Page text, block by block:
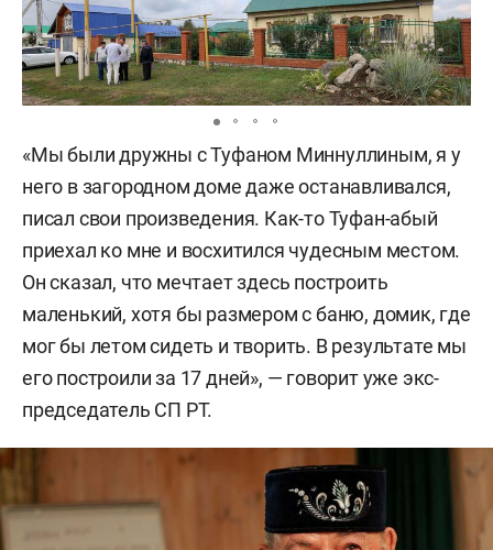
«Мы были дружны с Туфаном Миннуллиным, я у
него в загородном доме даже останавливался,
писал свои произведения. Как-то Туфан-абый
приехал ко мне и восхитился чудесным местом.
Он сказал, что мечтает здесь построить
маленький, хотя бы размером с баню, домик, где
мог бы летом сидеть и творить. В результате мы
его построили за 17 дней», — говорит уже экс-
председатель СП РТ.